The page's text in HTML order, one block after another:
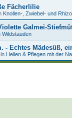
Fächerlilie
Knollen-, Zwiebel- und
Galmei-
Wildstauden
- Echtes Mädesüß,
Heilen & Pflegen mit der